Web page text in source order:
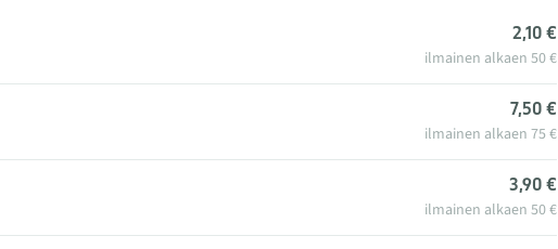
2,10 €
ilmainen alkaen 50 €
7,50 €
ilmainen alkaen 75 €
3,90 €
ilmainen alkaen 50 €